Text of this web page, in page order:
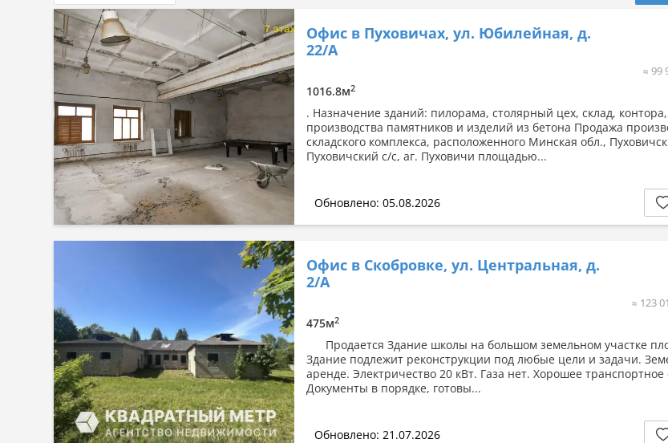
По актуальности
Сначала дешевые
Сначала дорогие
По площади: большая → малая
По площади: малая → большая
Офис в Пуховичах, ул. Юбилейная, д.
22/А
≈ 99
1016.8м2
. Назначение зданий: пилорама, столярный цех, склад,
производства памятников и изделий из бетона Продажа
складского комплекса, расположенного Минская обл.,
Пуховичский с/с, аг. Пуховичи площадью...
Обновлено: 05.08.2026
Офис в Скобровке, ул. Центральная, д.
2/А
≈ 123
475м2
Продается Здание школы на большом земельном участке
Здание подлежит реконструкции под любые цели и задачи.
аренде. Электричество 20 кВт. Газа нет. Хорошее
Документы в порядке, готовы...
Обновлено: 21.07.2026